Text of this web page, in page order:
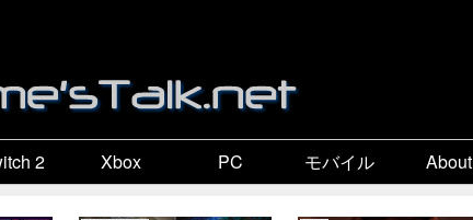
2 Xbox PC モバイル About